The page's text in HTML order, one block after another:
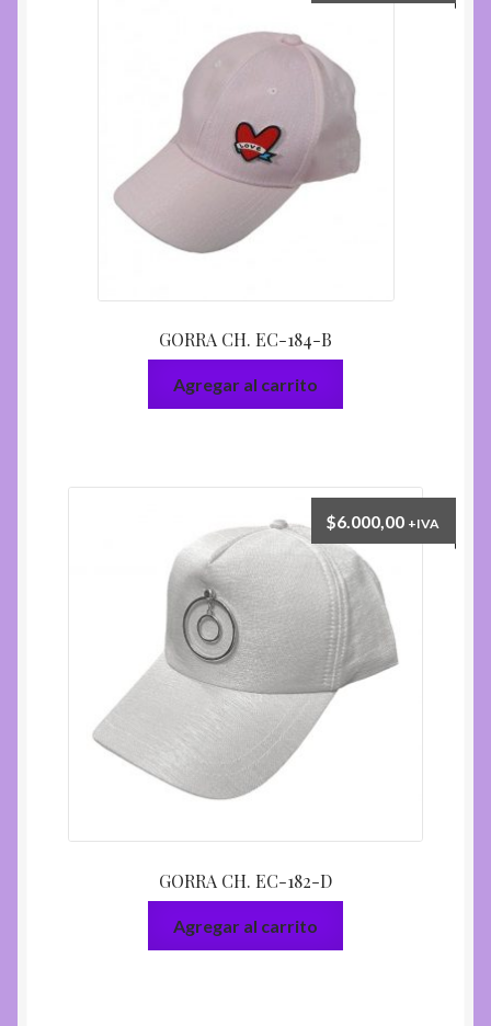
GORRA CH. EC-184-B
Agregar al carrito
GORRA CH. EC-182-D
$6.000,00 +IVA
Agregar al carrito